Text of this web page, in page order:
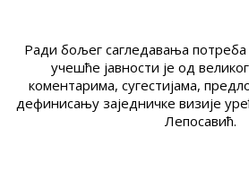
Ради бољег сагледавања потреба
учешће јавности је од
коментарима, сугестијама,
дефинисању заједничке визије
Лепосавић.